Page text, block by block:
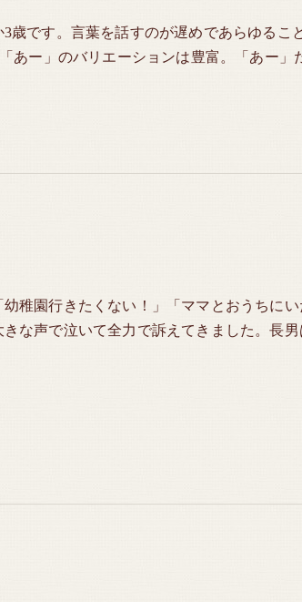
歳です。言葉を話すのが遅めであらゆるこ
あー」のバリエーションは豊富。「あー」
稚園行きたくない！」「ママとおうちにい
な声で泣いて全力で訴えてきました。長男